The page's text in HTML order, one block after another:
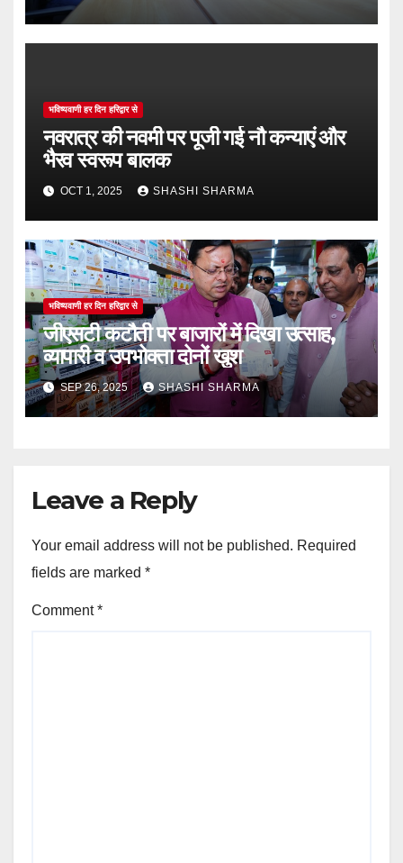
भविष्यवाणी हर दिन हरिद्वार से
नवरात्र की नवमी पर पूजी गई नौ कन्याएं और
भैरव स्वरूप बालक
OCT 1, 2025 SHASHI SHARMA
भविष्यवाणी हर दिन हरिद्वार से
जीएसटी कटौती पर बाजारों में दिखा उत्साह,
व्यापारी व उपभोक्ता दोनों खुश
SEP 26, 2025 SHASHI SHARMA
Leave a Reply
Your email address will not be published. Required
fields are marked *
Comment*